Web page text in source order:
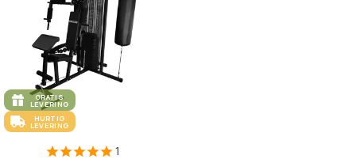
GRATIS
LEVERING
HURTIG
LEVERING
1